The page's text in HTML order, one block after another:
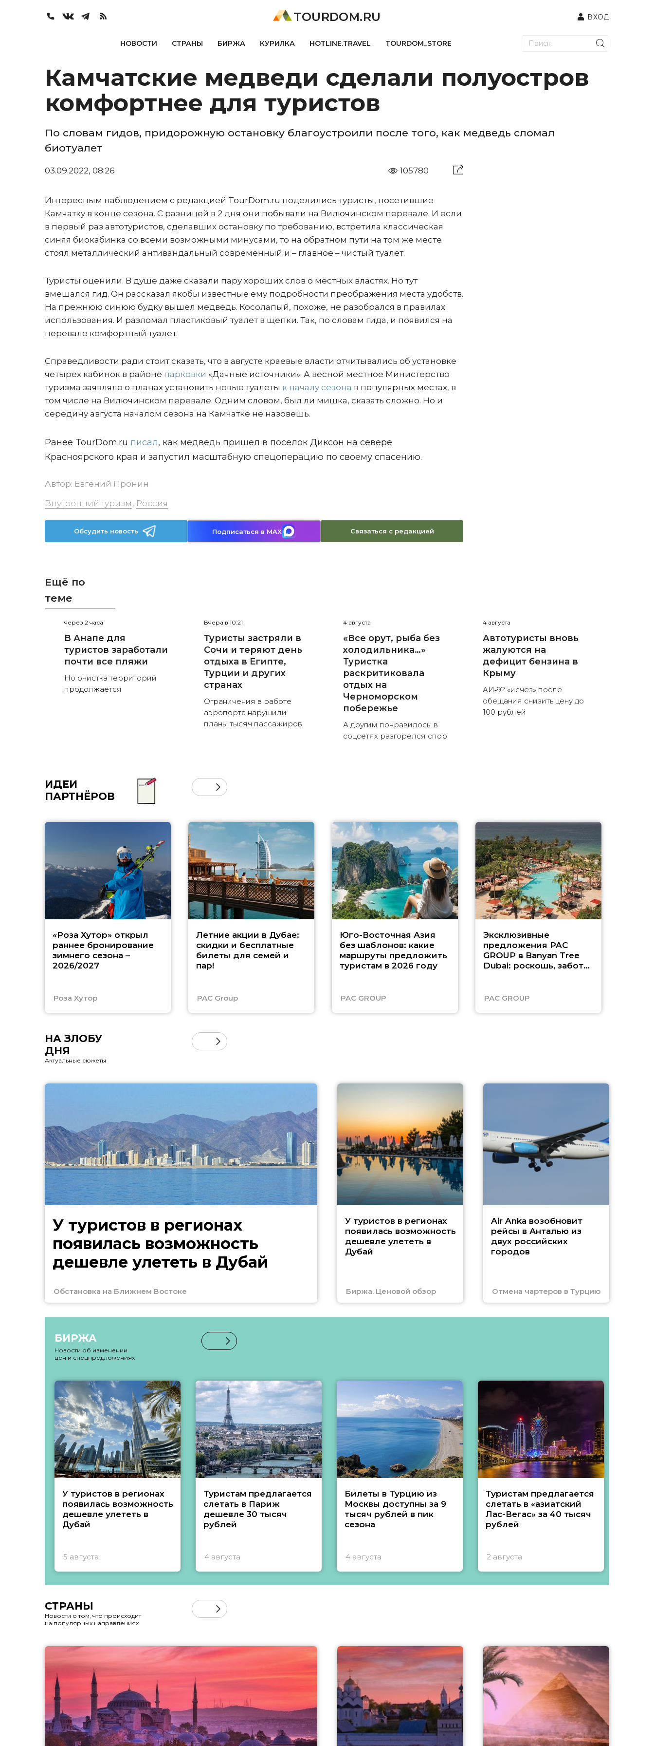
TOURDOM.RU ВХОД
НОВОСТИ СТРАНЫ БИРЖА КУРИЛКА HOTLINE.TRAVEL TOURDOM_STORE
Камчатские медведи сделали полуостров
комфортнее для туристов
По словам гидов, придорожную остановку благоустроили после того, как медведь сломал
биотуалет
03.09.2022, 08:26 105780
Интересным наблюдением с редакцией TourDom.ru поделились туристы, посетившие
Камчатку в конце сезона. С разницей в 2 дня они побывали на Вилючинском перевале. И если
в первый раз автотуристов, сделавших остановку по требованию, встретила классическая
синяя биокабинка со всеми возможными минусами, то на обратном пути на том же месте
стоял металлический антивандальный современный и – главное – чистый туалет.
Туристы оценили. В душе даже сказали пару хороших слов о местных властях. Но тут
вмешался гид. Он рассказал якобы известные ему подробности преображения места удобств.
На прежнюю синюю будку вышел медведь. Косолапый, похоже, не разобрался в правилах
использования. И разломал пластиковый туалет в щепки. Так, по словам гида, и появился на
перевале комфортный туалет.
Справедливости ради стоит сказать, что в августе краевые власти отчитывались об установке
четырех кабинок в районе парковки «Дачные источники». А весной местное Министерство
туризма заявляло о планах установить новые туалеты к началу сезона в популярных местах, в
том числе на Вилючинском перевале. Одним словом, был ли мишка, сказать сложно. Но и
середину августа началом сезона на Камчатке не назовешь.
Ранее TourDom.ru писал, как медведь пришел в поселок Диксон на севере
Красноярского края и запустил масштабную спецоперацию по своему спасению.
Автор: Евгений Пронин
Внутренний туризм , Россия
Обсудить новость Подписаться в MAX Связаться с редакцией
Ещё по
теме
через 2 часа
В Анапе для
туристов заработали
почти все пляжи
Но очистка территорий
продолжается
Вчера в 10:21
Туристы застряли в
Сочи и теряют день
отдыха в Египте,
Турции и других
странах
Ограничения в работе
аэропорта нарушили
планы тысяч пассажиров
4 августа
«Все орут, рыба без
холодильника…»
Туристка
раскритиковала
отдых на
Черноморском
побережье
А другим понравилось: в
соцсетях разгорелся спор
4 августа
Автотуристы вновь
жалуются на
дефицит бензина в
Крыму
АИ‑92 «исчез» после
обещания снизить цену до
100 рублей
ИДЕИ
ПАРТНЁРОВ
«Роза Хутор» открыл
раннее бронирование
зимнего сезона –
2026/2027
Роза Хутор
Летние акции в Дубае:
скидки и бесплатные
билеты для семей и
пар!
PAC Group
Юго-Восточная Азия
без шаблонов: какие
маршруты предложить
туристам в 2026 году
PAC GROUP
Эксклюзивные
предложения PAC
GROUP в Banyan Tree
Dubai: роскошь, забота
PAC GROUP
НА ЗЛОБУ
ДНЯ
Актуальные сюжеты
У туристов в регионах
появилась возможность
дешевле улететь в Дубай
Обстановка на Ближнем Востоке
У туристов в регионах
появилась возможность
дешевле улететь в
Дубай
Биржа. Ценовой обзор
Air Anka возобновит
рейсы в Анталью из
двух российских
городов
Отмена чартеров в Турцию
БИРЖА
Новости об изменении
цен и спецпредложениях
У туристов в регионах
появилась возможность
дешевле улететь в
Дубай
5 августа
Туристам предлагается
слетать в Париж
дешевле 30 тысяч
рублей
4 августа
Билеты в Турцию из
Москвы доступны за 9
тысяч рублей в пик
сезона
4 августа
Туристам предлагается
слетать в «азиатский
Лас-Вегас» за 40 тысяч
рублей
2 августа
СТРАНЫ
Новости о том, что происходит
на популярных направлениях